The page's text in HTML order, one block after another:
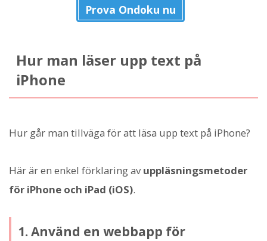
Prova Ondoku nu
Hur man läser upp text på
iPhone
Hur går man tillväga för att läsa upp text på iPhone?
Här är en enkel förklaring avuppläsningsmetoder
för iPhone och iPad (iOS).
1. Använd en webbapp för